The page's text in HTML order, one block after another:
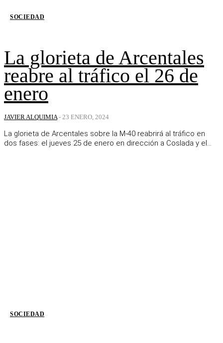
SOCIEDAD
La glorieta de Arcentales
reabre al tráfico el 26 de
enero
JAVIER ALQUIMIA - 23 ENERO, 2024
La glorieta de Arcentales sobre la M-40 reabrirá al tráfico en
dos fases: el jueves 25 de enero en dirección a Coslada y el...
SOCIEDAD